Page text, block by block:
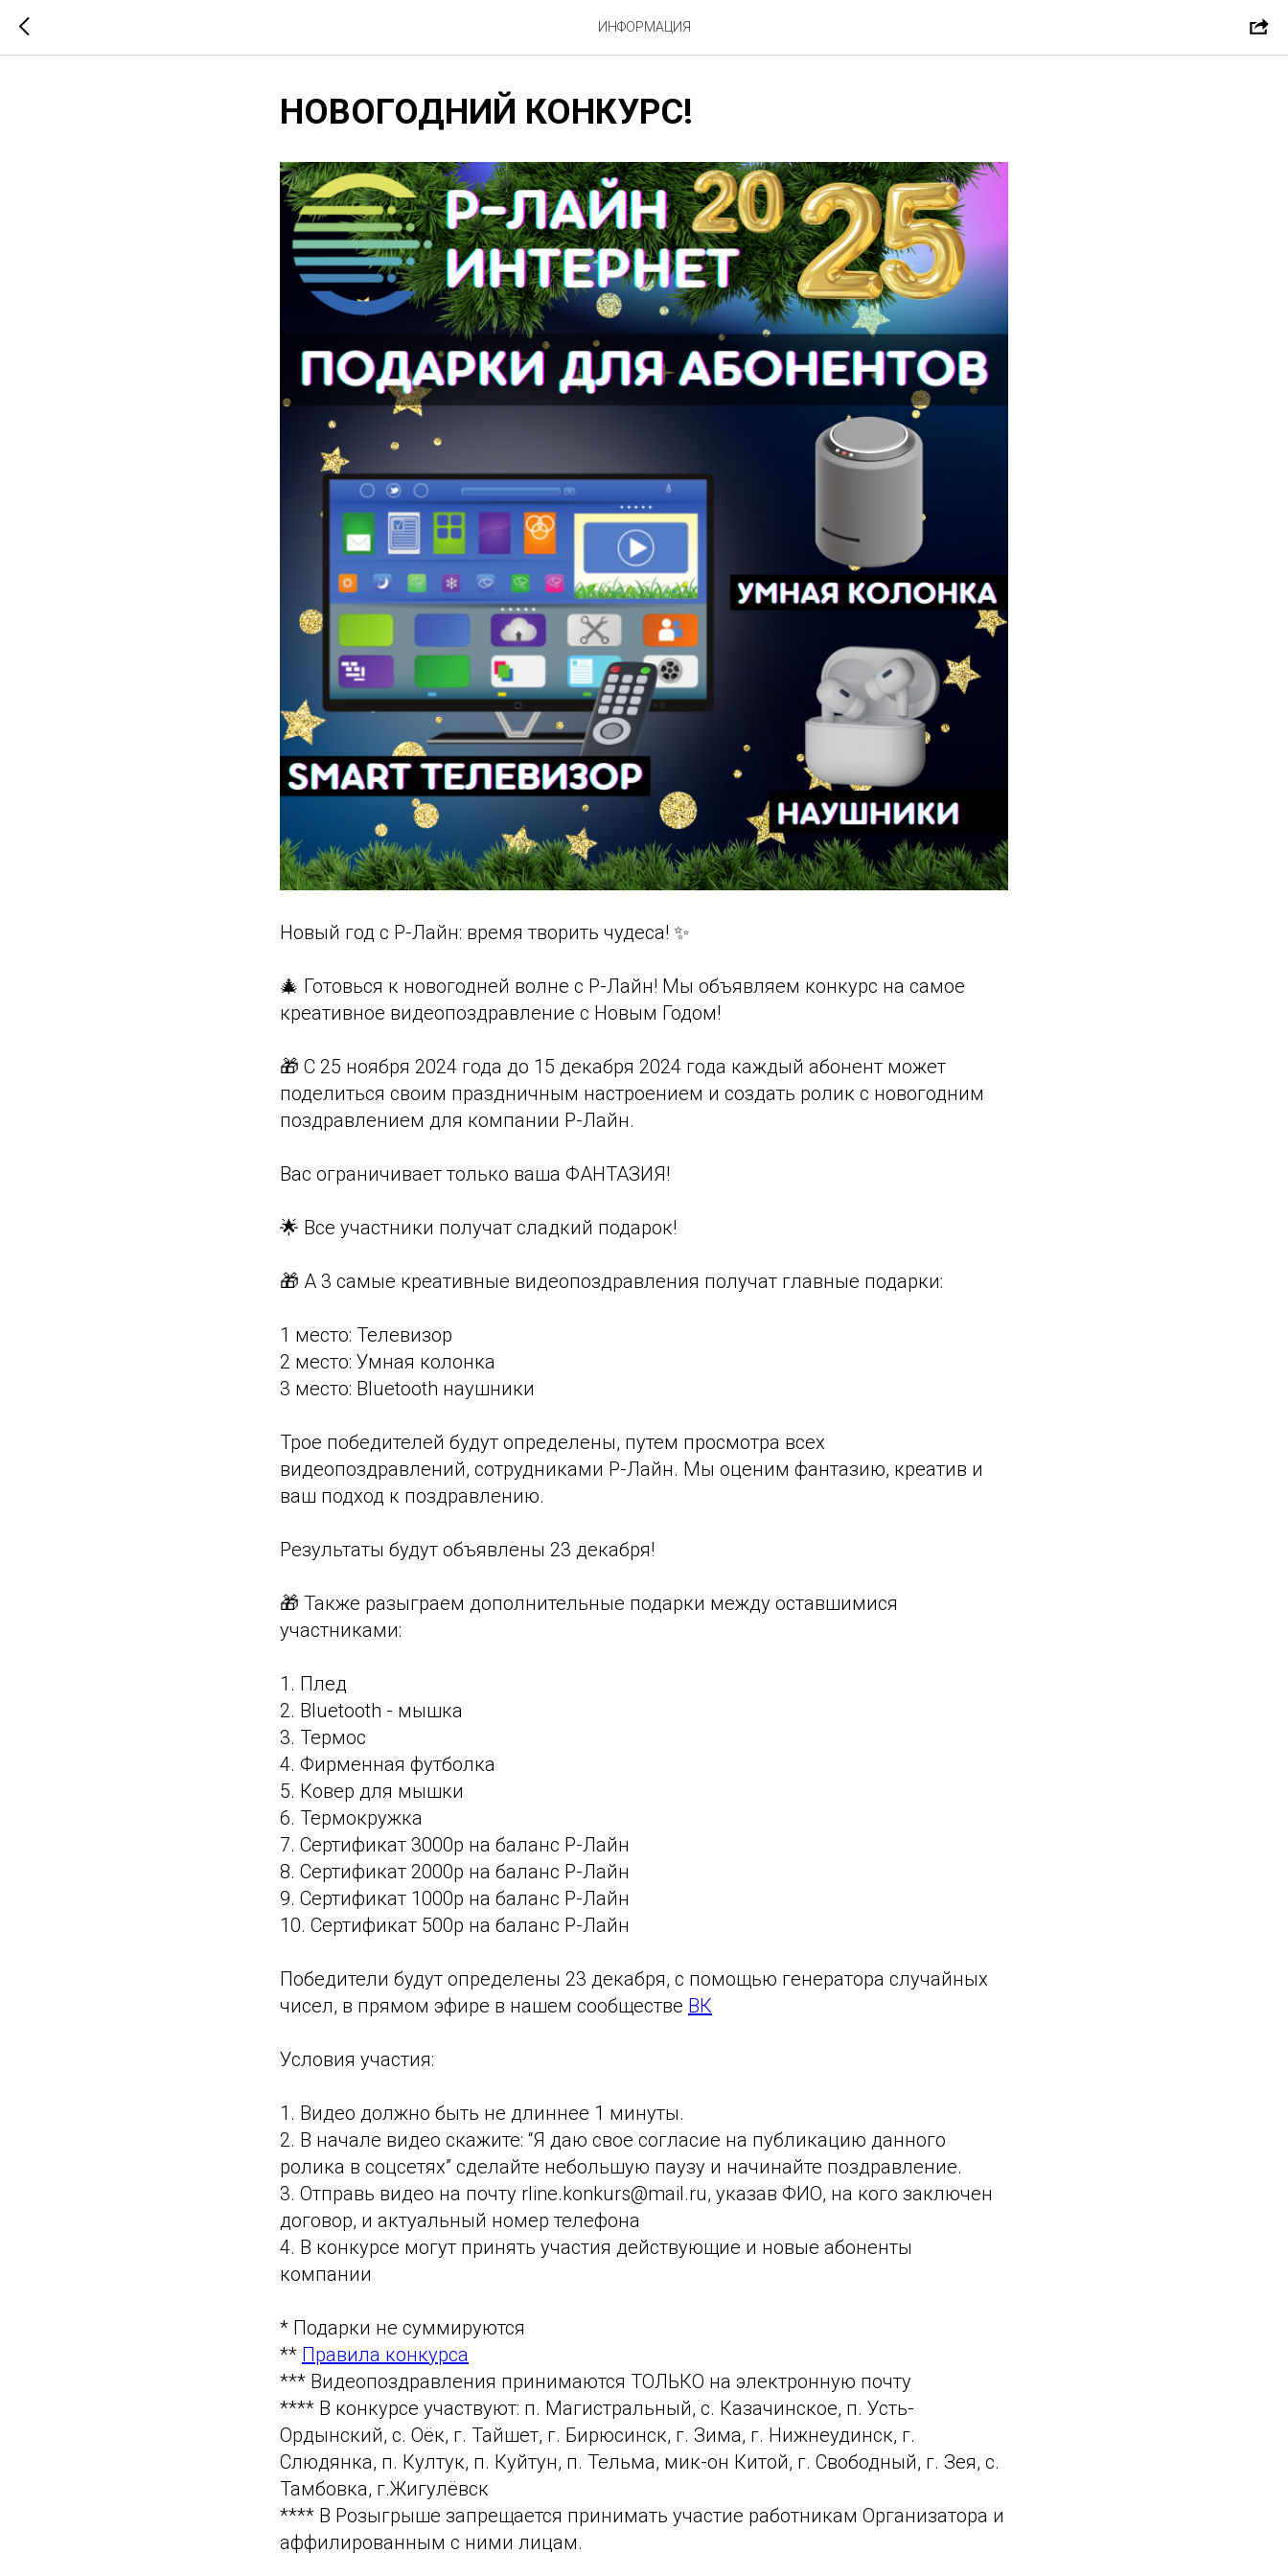
ИНФОРМАЦИЯ
НОВОГОДНИЙ КОНКУРС!
Новый год с Р-Лайн: время творить чудеса! ✨
🎄 Готовься к новогодней волне с Р-Лайн! Мы объявляем конкурс на самое
креативное видеопоздравление с Новым Годом!
🎁 С 25 ноября 2024 года до 15 декабря 2024 года каждый абонент может
поделиться своим праздничным настроением и создать ролик с новогодним
поздравлением для компании Р-Лайн.
Вас ограничивает только ваша ФАНТАЗИЯ!
🌟 Все участники получат сладкий подарок!
🎁 А 3 самые креативные видеопоздравления получат главные подарки:
1 место: Телевизор
2 место: Умная колонка
3 место: Bluetooth наушники
Трое победителей будут определены, путем просмотра всех
видеопоздравлений, сотрудниками Р-Лайн. Мы оценим фантазию, креатив и
ваш подход к поздравлению.
Результаты будут объявлены 23 декабря!
🎁 Также разыграем дополнительные подарки между оставшимися
участниками:
1. Плед
2. Bluetooth - мышка
3. Термос
4. Фирменная футболка
5. Ковер для мышки
6. Термокружка
7. Сертификат 3000р на баланс Р-Лайн
8. Сертификат 2000р на баланс Р-Лайн
9. Сертификат 1000р на баланс Р-Лайн
10. Сертификат 500р на баланс Р-Лайн
Победители будут определены 23 декабря, с помощью генератора случайных
чисел, в прямом эфире в нашем сообществе ВК
Условия участия:
1. Видео должно быть не длиннее 1 минуты.
2. В начале видео скажите: “Я даю свое согласие на публикацию данного
ролика в соцсетях” сделайте небольшую паузу и начинайте поздравление.
3. Отправь видео на почту rline.konkurs@mail.ru, указав ФИО, на кого заключен
договор, и актуальный номер телефона
4. В конкурсе могут принять участия действующие и новые абоненты
компании
* Подарки не суммируются
** Правила конкурса
*** Видеопоздравления принимаются ТОЛЬКО на электронную почту
**** В конкурсе участвуют: п. Магистральный, с. Казачинское, п. Усть-
Ордынский, с. Оёк, г. Тайшет, г. Бирюсинск, г. Зима, г. Нижнеудинск, г.
Слюдянка, п. Култук, п. Куйтун, п. Тельма, мик-он Китой, г. Свободный, г. Зея, с.
Тамбовка, г.Жигулёвск
**** В Розыгрыше запрещается принимать участие работникам Организатора и
аффилированным с ними лицам.